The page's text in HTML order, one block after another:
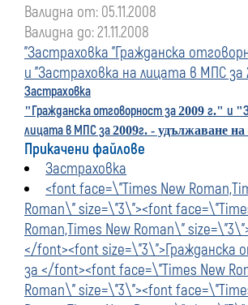
Валидна от: 05.11.2008
Валидна до: 21.11.2008
"Застраховка "Гражданска
и "Застраховка на лицата в МПС за
Застраховка
"Гражданска отговорност за2009 г." и "
лицата в МПС за2009г. - удължаване на
Прикачени файлове
Застраховка
<font face=\"Times New
Roman\" size=\"3\"><font
Roman,Times New Roman\"
</font><font size=\"3\">Гражданска
за </font><font face=\"Times New
Roman\" size=\"3\"><font